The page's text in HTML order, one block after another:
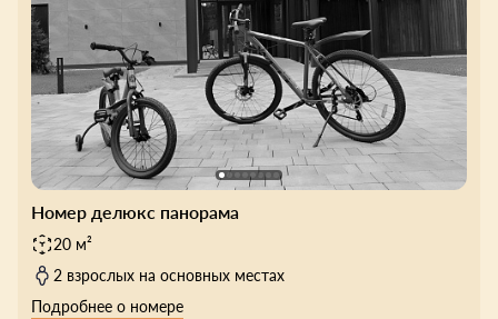
Номер делюкс панорама
20 м²
2 взрослых на основных местах
Подробнее о номере